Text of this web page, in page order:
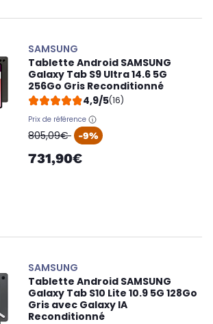
SAMSUNG
Tablette Android SAMSUNG
Galaxy Tab S9 Ultra 14.6 5G
256Go Gris Reconditionné
4,9/5(16)
Prix de référence
oldPrice
805,09€ -9%
731,90€
SAMSUNG
Tablette Android SAMSUNG
Galaxy Tab S10 Lite 10.9 5G 128Go
Gris avec Galaxy IA
Reconditionné